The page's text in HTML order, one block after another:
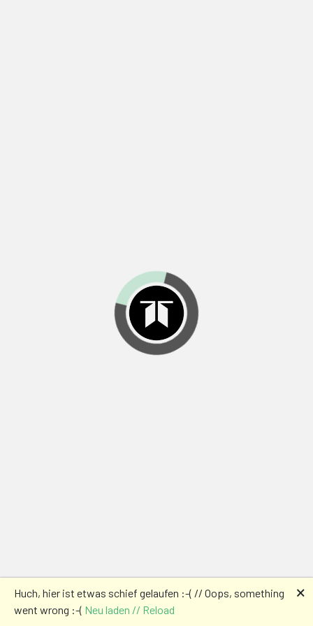
Huch, hier ist etwas schief gelaufen :-( // Oops, something
went wrong :-( Neu laden // Reload
🗙